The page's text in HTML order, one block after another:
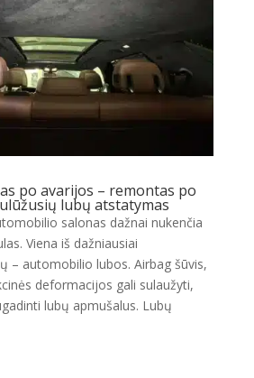
po avarijos – remontas po
lubų atstatymas
salonas dažnai nukenčia
Viena iš dažniausiai
– automobilio lubos. Airbag šūvis,
deformacijos gali sulaužyti,
lubų apmušalus. Lubų